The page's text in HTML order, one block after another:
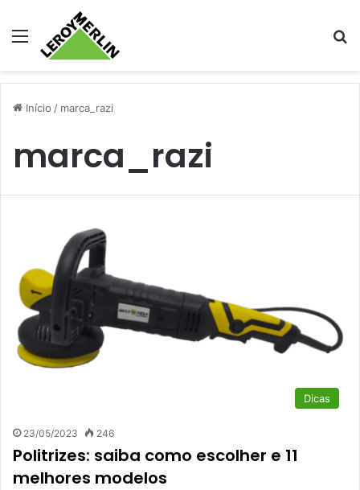
Menu
Início / marca_razi
marca_razi
Dicas
23/05/2023 246
Politrizes: saiba como escolher e 11
melhores modelos